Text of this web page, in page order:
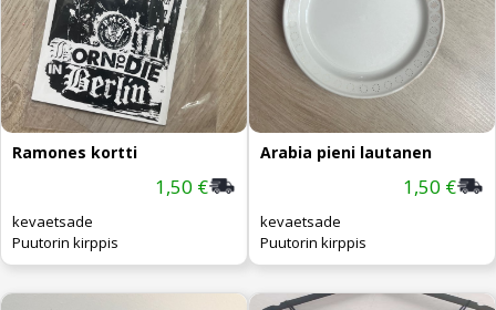
Ramones kortti
1,50 €
kevaetsade
Puutorin kirppis
Arabia pieni lautanen
1,50 €
kevaetsade
Puutorin kirppis